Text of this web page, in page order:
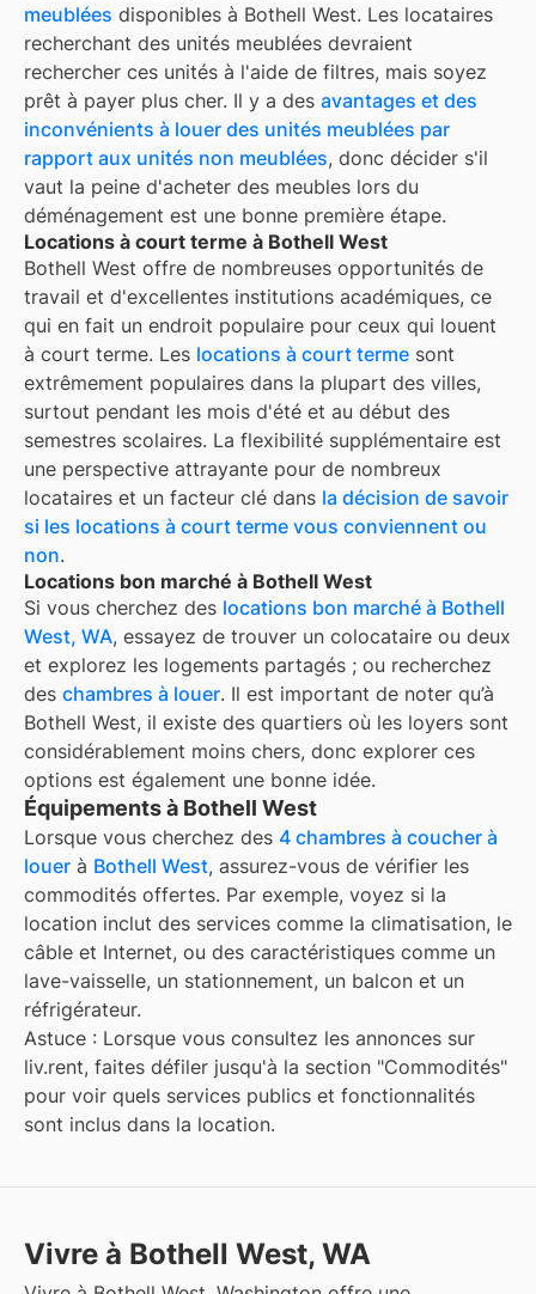
meublées disponibles à Bothell West. Les locataires
recherchant des unités meublées devraient
rechercher ces unités à l'aide de filtres, mais soyez
prêt à payer plus cher. Il y a des avantages et des
inconvénients à louer des unités meublées par
rapport aux unités non meublées, donc décider s'il
vaut la peine d'acheter des meubles lors du
déménagement est une bonne première étape.
Locations à court terme à Bothell West
Bothell West offre de nombreuses opportunités de
travail et d'excellentes institutions académiques, ce
qui en fait un endroit populaire pour ceux qui louent
à court terme. Les locations à court terme sont
extrêmement populaires dans la plupart des villes,
surtout pendant les mois d'été et au début des
semestres scolaires. La flexibilité supplémentaire est
une perspective attrayante pour de nombreux
locataires et un facteur clé dans la décision de savoir
si les locations à court terme vous conviennent ou
non.
Locations bon marché à Bothell West
Si vous cherchez des locations bon marché à Bothell
West, WA, essayez de trouver un colocataire ou deux
et explorez les logements partagés ; ou recherchez
des chambres à louer. Il est important de noter qu’à
Bothell West, il existe des quartiers où les loyers sont
considérablement moins chers, donc explorer ces
options est également une bonne idée.
Équipements à Bothell West
Lorsque vous cherchez des 4 chambres à coucher à
louer à Bothell West, assurez-vous de vérifier les
commodités offertes. Par exemple, voyez si la
location inclut des services comme la climatisation, le
câble et Internet, ou des caractéristiques comme un
lave-vaisselle, un stationnement, un balcon et un
réfrigérateur.
Astuce : Lorsque vous consultez les annonces sur
liv.rent, faites défiler jusqu'à la section "Commodités"
pour voir quels services publics et fonctionnalités
sont inclus dans la location.
Vivre à Bothell West, WA